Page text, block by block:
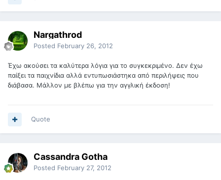
Nargathrod
Posted February 26, 2012
Έχω ακούσει τα καλύτερα λόγια για το συγκεκριμένο. Δεν έχω
παίξει τα παιχνίδια αλλά εντυπωσιάστηκα από περιλήψεις που
διάβασα. Μάλλον με βλέπω για την αγγλική έκδοση!
Quote
Cassandra Gotha
Posted February 27, 2012